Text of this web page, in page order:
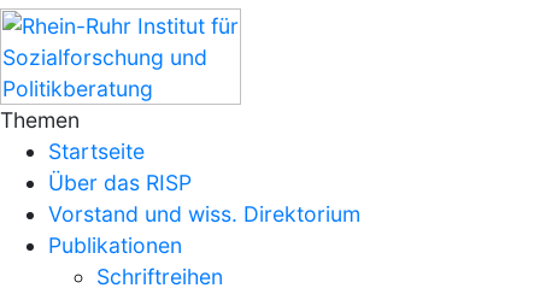
Themen
Startseite
Über das RISP
Vorstand und wiss. Direktorium
Publikationen
Schriftreihen